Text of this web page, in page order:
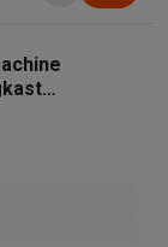
AI 9000-serie